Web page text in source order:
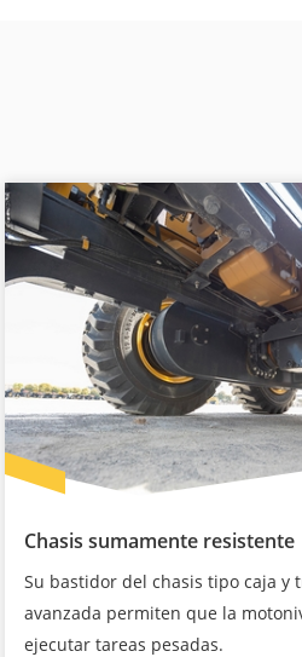
Chasis sumamente resistente
Su bastidor del chasis tipo caja y
avanzada permiten que la
ejecutar tareas pesadas.